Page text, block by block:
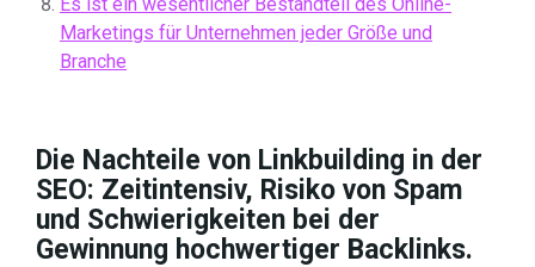
Marketings für Unternehmen jeder Größe und
Branche
Die Nachteile von Linkbuilding in der
SEO: Zeitintensiv, Risiko von Spam
und Schwierigkeiten bei der
Gewinnung hochwertiger Backlinks.